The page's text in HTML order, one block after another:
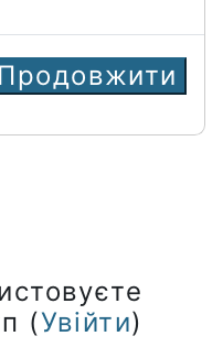
Продовжити
(Увійти)